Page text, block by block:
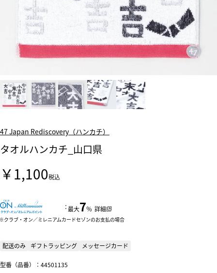
47 Japan Rediscovery（ハンカチ）
タオルハンカチ_山口県
￥1,100税込
：最大7％ 詳細
クラブ・オン／ミレニアムカードセゾンのお支払の場合
配送のみ ギフトラッピング メッセージカード
型番（品番）：44501135